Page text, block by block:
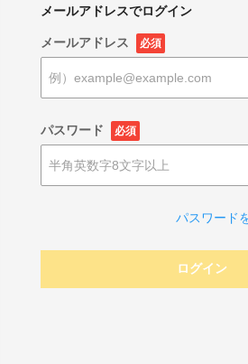
メールアドレスでログイン
メールアドレス 必須
パスワード 必須
パスワード
ログイン